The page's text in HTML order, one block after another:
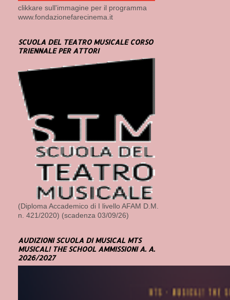
clikkare sull'immagine per il programma
www.fondazionefarecinema.it
SCUOLA DEL TEATRO MUSICALE CORSO
TRIENNALE PER ATTORI
(Diploma Accademico di I livello AFAM D.M.
n. 421/2020) (scadenza 03/09/26)
AUDIZIONI SCUOLA DI MUSICAL MTS
MUSICAL! THE SCHOOL AMMISSIONI A. A.
2026/2027